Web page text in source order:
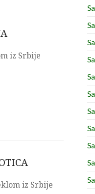
iz Srbije
iz Srbije